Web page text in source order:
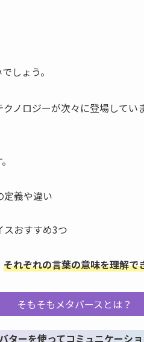
しょう。
ノロジーが次々に登場してい
定義や違い
スおすすめ3つ
それぞれの言葉の意味を理解で
そもそもメタバースとは？
ターを使ってコミュニケーシ